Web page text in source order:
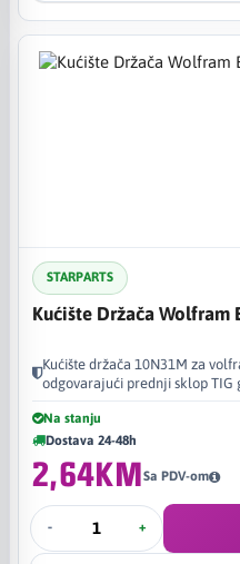
STARPARTS
Kućište Držača Wolfram
Kućište držača 10N31M za
odgovarajući prednji sklop TIG
Na stanju
Dostava 24-48h
2,64KMSa PDV-om
- +